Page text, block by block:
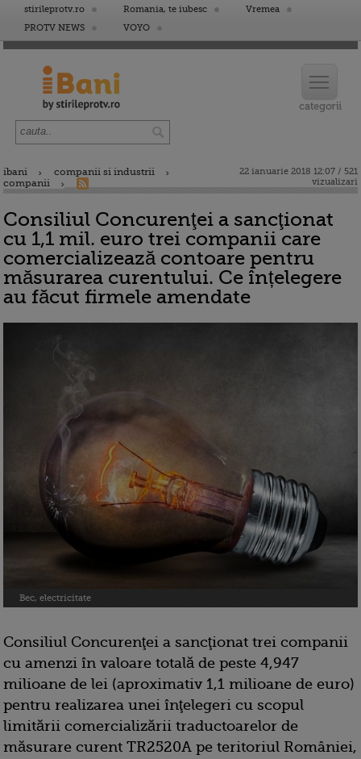
stirileprotv.ro Romania, te iubesc
Vremea
PROTV NEWS
VOYO
ibani
companii si industrii
companii
22 ianuarie 2018 12:07 / 521
vizualizari
Consiliul Concurenţei a sancţionat
cu 1,1 mil. euro trei companii care
comercializează contoare pentru
măsurarea curentului. Ce înțelegere
au făcut firmele amendate
Bec, electricitate
Consiliul Concurenţei a sancţionat trei companii
cu amenzi în valoare totală de peste 4,947
milioane de lei (aproximativ 1,1 milioane de euro)
pentru realizarea unei înţelegeri cu scopul
limitării comercializării traductoarelor de
măsurare curent TR2520A pe teritoriul României,